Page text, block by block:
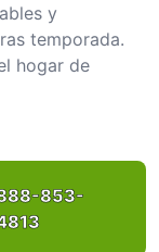
y
temporada.
hogar de
853-